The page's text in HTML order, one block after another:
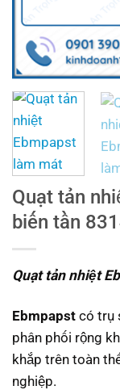
Quạt tản
biến tần
Quạt tản nhiệt
Ebmpapst có trụ
phân phối rộng
khắp trên toàn
nghiệp.